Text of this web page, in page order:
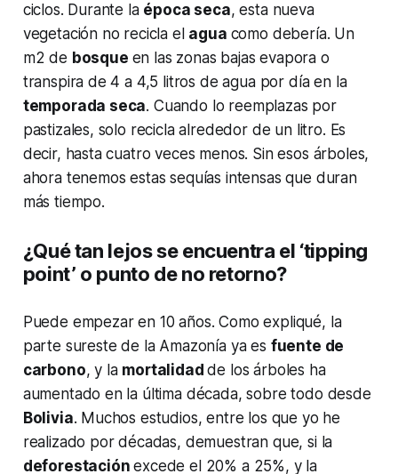
ciclos. Durante la época seca, esta nueva
vegetación no recicla el agua como debería. Un
m2 de bosque en las zonas bajas evapora o
transpira de 4 a 4,5 litros de agua por día en la
temporada seca. Cuando lo reemplazas por
pastizales, solo recicla alrededor de un litro. Es
decir, hasta cuatro veces menos. Sin esos árboles,
ahora tenemos estas sequías intensas que duran
más tiempo.
¿Qué tan lejos se encuentra el ‘tipping
point’ o punto de no retorno?
Puede empezar en 10 años. Como expliqué, la
parte sureste de la Amazonía ya es fuente de
carbono, y la mortalidadde los árboles ha
aumentado en la última década, sobre todo desde
Bolivia. Muchos estudios, entre los que yo he
realizado por décadas, demuestran que, si la
deforestaciónexcede el 20% a 25%, y la